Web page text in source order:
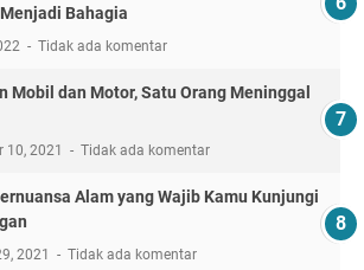
Anak dan Istri Dilukai Sajam
Tidak ada komentar
Saat Anda Menyampaikan Kebenaran,
Latif Lengkap Tulisan Arab dan